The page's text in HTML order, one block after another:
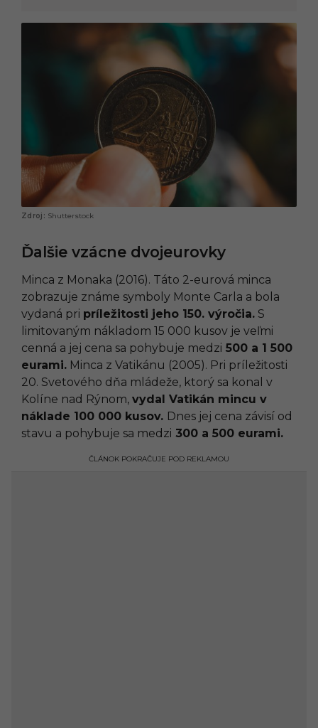
Shutterstock
Ďalšie vzácne dvojeurovky
Minca z Monaka (2016). Táto 2-eurová minca
zobrazuje známe symboly Monte Carla a bola
vydaná pri príležitosti jeho 150. výročia. S
limitovaným nákladom 15 000 kusov je veľmi
cenná a jej cena sa pohybuje medzi 500 a 1 500
eurami. Minca z Vatikánu (2005). Pri príležitosti
20. Svetového dňa mládeže, ktorý sa konal v
Kolíne nad Rýnom, vydal Vatikán mincu v
náklade 100 000 kusov. Dnes jej cena závisí od
stavu a pohybuje sa medzi 300 a 500 eurami.
ČLÁNOK POKRAČUJE POD REKLAMOU